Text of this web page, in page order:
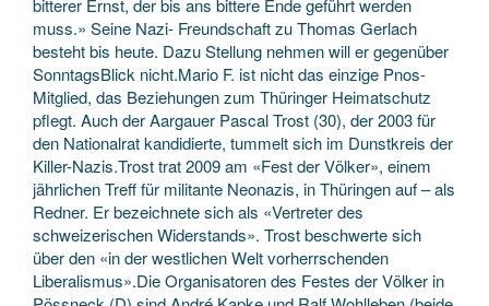
bitterer Ernst, der bis ans bittere Ende geführt werden
muss.» Seine Nazi- Freundschaft zu Thomas Gerlach
besteht bis heute. Dazu Stellung nehmen will er gegenüber
SonntagsBlick nicht.Mario F. ist nicht das einzige Pnos-
Mitglied, das Beziehungen zum Thüringer Heimatschutz
pflegt. Auch der Aargauer Pascal Trost (30), der 2003 für
den Nationalrat kandidierte, tummelt sich im Dunstkreis der
Killer-Nazis.Trost trat 2009 am «Fest der Völker», einem
jährlichen Treff für militante Neonazis, in Thüringen auf – als
Redner. Er bezeichnete sich als «Vertreter des
schweizerischen Widerstands». Trost beschwerte sich
über den «in der westlichen Welt vorherrschenden
Liberalismus».Die Organisatoren des Festes der Völker in